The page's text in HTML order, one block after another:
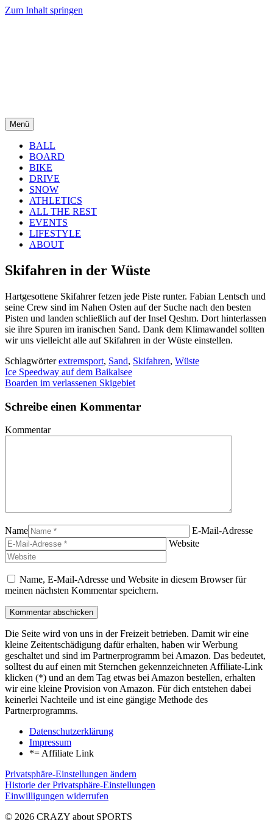
Zum Inhalt springen
Menü
BALL
BOARD
BIKE
DRIVE
SNOW
ATHLETICS
ALL THE REST
EVENTS
LIFESTYLE
ABOUT
Skifahren in der Wüste
Hartgesottene Skifahrer fetzen jede Piste runter. Fabian Lentsch und
seine Crew sind im Nahen Osten auf der Suche nach den besten
Pisten und landen schließlich auf der Insel Qeshm. Dort hinterlassen
sie ihre Spuren im iranischen Sand. Dank dem Klimawandel sollten
wir uns vielleicht alle auf Skifahren in der Wüste einstellen.
Schlagwörterextremsport, Sand, Skifahren, Wüste
Ice Speedway auf dem Baikalsee
Boarden im verlassenen Skigebiet
Schreibe einen Kommentar
Kommentar
Name
E-Mail-Adresse
Website
Name, E-Mail-Adresse und Website in diesem Browser für
meinen nächsten Kommentar speichern.
Die Seite wird von uns in der Freizeit betrieben. Damit wir eine
kleine Zeitentschädigung dafür erhalten, haben wir Werbung
geschaltet und sind im Partnerprogramm bei Amazon. Das bedeutet,
solltest du auf einen mit Sternchen gekennzeichneten Affiliate-Link
klicken (*) und an dem Tag etwas bei Amazon bestellen, erhalten
wir eine kleine Provision von Amazon. Für dich entstehen dabei
keinerlei Nachteile und ist eine gängige Methode des
Partnerprogramms.
Datenschutzerklärung
Impressum
*= Affiliate Link
Privatsphäre-Einstellungen ändern
Historie der Privatsphäre-Einstellungen
Einwilligungen widerrufen
© 2026 CRAZY about SPORTS